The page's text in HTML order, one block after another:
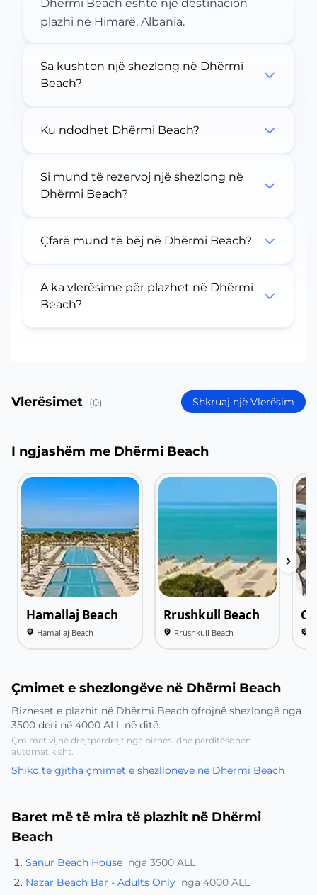
Dhërmi Beach është një destinacion
plazhi në Himarë, Albania.
Sa kushton një shezlong në Dhërmi
Beach?
Ku ndodhet Dhërmi Beach?
Si mund të rezervoj një shezlong në
Dhërmi Beach?
Çfarë mund të bëj në Dhërmi Beach?
A ka vlerësime për plazhet në Dhërmi
Beach?
Vlerësimet (0) Shkruaj një Vlerësim
I ngjashëm me Dhërmi Beach
Hamallaj Beach
Hamallaj Beach
Rrushkull Beach
Rrushkull Beach
Çmimet e shezlongëve në Dhërmi Beach
Bizneset e plazhit në Dhërmi Beach ofrojnë shezlongë nga
3500 deri në 4000 ALL në ditë.
Çmimet vijnë drejtpërdrejt nga biznesi dhe përditësohen
automatikisht.
Shiko të gjitha çmimet e shezllonëve në Dhërmi Beach
Baret më të mira të plazhit në Dhërmi
Beach
Sanur Beach House nga 3500 ALL
Nazar Beach Bar - Adults Only nga 4000 ALL